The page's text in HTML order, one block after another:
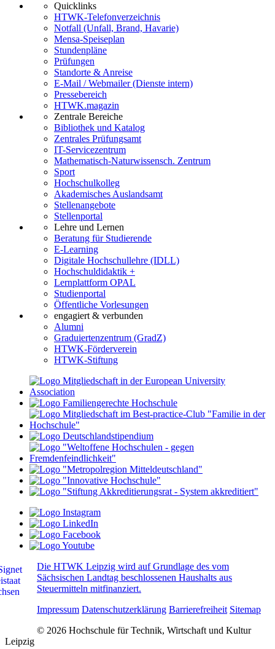
Quicklinks
HTWK-Telefonverzeichnis
Notfall (Unfall, Brand, Havarie)
Mensa-Speiseplan
Stundenpläne
Prüfungen
Standorte & Anreise
E-Mail / Webmailer (Dienste intern)
Pressebereich
HTWK.magazin
Zentrale Bereiche
Bibliothek und Katalog
Zentrales Prüfungsamt
IT-Servicezentrum
Mathematisch-Naturwissensch. Zentrum
Sport
Hochschulkolleg
Akademisches Auslandsamt
Stellenangebote
Stellenportal
Lehre und Lernen
Beratung für Studierende
E-Learning
Digitale Hochschullehre (IDLL)
Hochschuldidaktik +
Lernplattform OPAL
Studienportal
Öffentliche Vorlesungen
engagiert & verbunden
Alumni
Graduiertenzentrum (GradZ)
HTWK-Förderverein
HTWK-Stiftung
Die HTWK Leipzig wird auf Grundlage des vom
Sächsischen Landtag beschlossenen Haushalts aus
Steuermitteln mitfinanziert.
Impressum Datenschutzerklärung Barrierefreiheit Sitemap
© 2026 Hochschule für Technik, Wirtschaft und Kultur
Leipzig